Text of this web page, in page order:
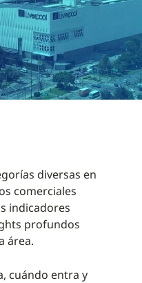
diversas en
comerciales
indicadores
profundos
área.
cuándo entra y